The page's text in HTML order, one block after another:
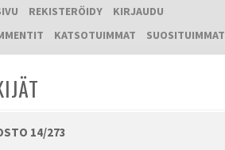
REKISTERÖIDY
KIRJAUDU
KATSOTUIMMAT SUOSITUIMMAT
14/273